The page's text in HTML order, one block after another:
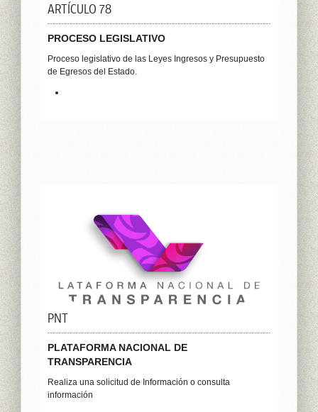
ARTÍCULO 78
PROCESO LEGISLATIVO
Proceso legislativo de las Leyes Ingresos y Presupuesto
de Egresos del Estado.
PNT
PLATAFORMA NACIONAL DE
TRANSPARENCIA
Realiza una solicitud de Información o consulta
información